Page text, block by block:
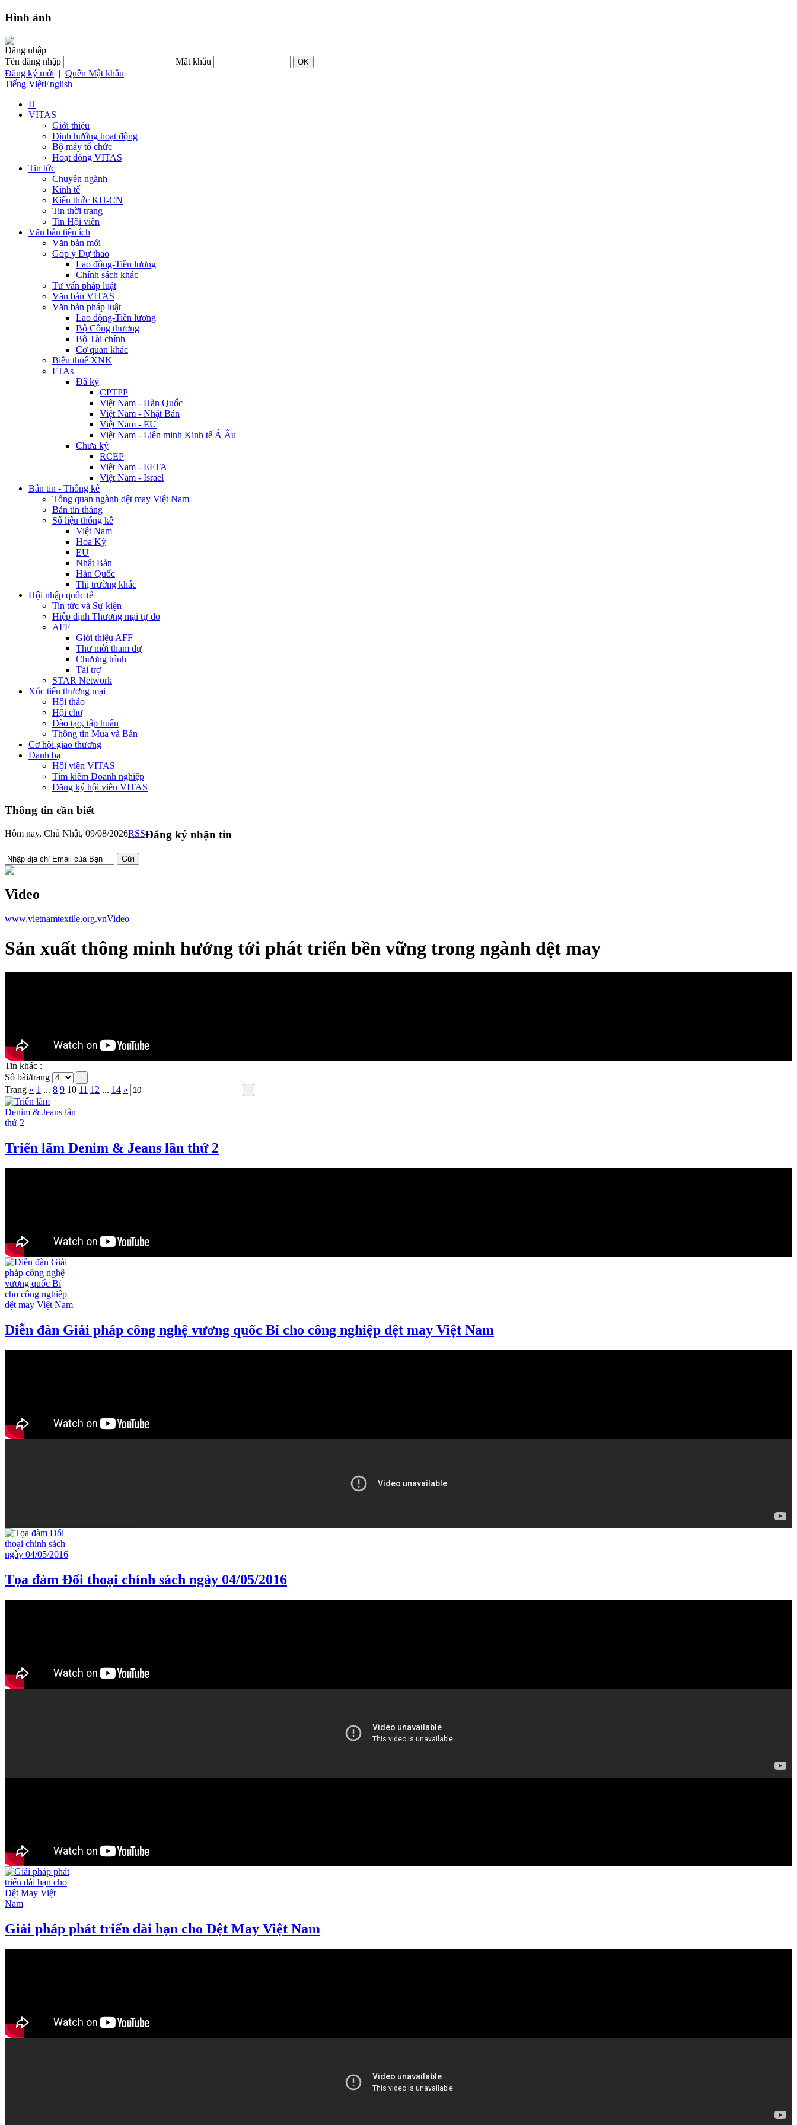
Hình ảnh
Đăng nhập
Tên đăng nhập
Mật khẩu
Đăng ký mới | Quên Mật khẩu
Tiếng ViệtEnglish
H
VITAS
Giới thiệu
Định hướng hoạt động
Bộ máy tổ chức
Hoạt động VITAS
Tin tức
Chuyên ngành
Kinh tế
Kiến thức KH-CN
Tin thời trang
Tin Hội viên
Văn bản tiện ích
Văn bản mới
Góp ý Dự thảo
Lao động-Tiền lương
Chính sách khác
Tư vấn pháp luật
Văn bản VITAS
Văn bản pháp luật
Lao động-Tiền lương
Bộ Công thương
Bộ Tài chính
Cơ quan khác
Biểu thuế XNK
FTAs
Đã ký
CPTPP
Việt Nam - Hàn Quốc
Việt Nam - Nhật Bản
Việt Nam - EU
Việt Nam - Liên minh Kinh tế Á Âu
Chưa ký
RCEP
Việt Nam - EFTA
Việt Nam - Israel
Bản tin - Thống kê
Tổng quan ngành dệt may Việt Nam
Bản tin tháng
Số liệu thống kê
Việt Nam
Hoa Kỳ
EU
Nhật Bản
Hàn Quốc
Thị trường khác
Hội nhập quốc tế
Tin tức và Sự kiện
Hiệp định Thương mại tự do
AFF
Giới thiệu AFF
Thư mời tham dự
Chương trình
Tài trợ
STAR Network
Xúc tiến thương mại
Hội thảo
Hội chợ
Đào tạo, tập huấn
Thông tin Mua và Bán
Cơ hội giao thương
Danh bạ
Hội viên VITAS
Tìm kiếm Doanh nghiệp
Đăng ký hội viên VITAS
Thông tin cần biết
Hôm nay, Chủ Nhật, 09/08/2026RSSĐăng ký nhận tin
Video
www.vietnamtextile.org.vnVideo
Sản xuất thông minh hướng tới phát triển bền vững trong ngành dệt may
Tin khác :
Số bài/trang
Trang « 1 ... 8 9 10 11 12 ... 14 »
Triển lãm Denim & Jeans lần thứ 2
Diễn đàn Giải pháp công nghệ vương quốc Bỉ cho công nghiệp dệt may Việt Nam
Tọa đàm Đối thoại chính sách ngày 04/05/2016
Giải pháp phát triển dài hạn cho Dệt May Việt Nam